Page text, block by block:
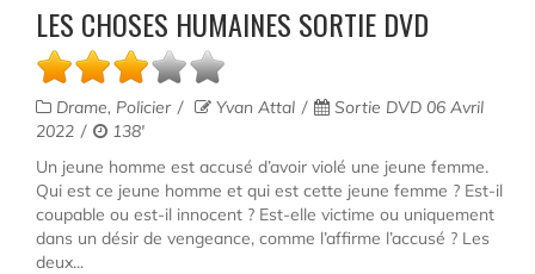
LES CHOSES HUMAINES SORTIE DVD
Drame, Policier Yvan Attal
Sortie DVD 06 Avril
2022
138'
Un jeune homme est accusé d’avoir violé une jeune femme.
Qui est ce jeune homme et qui est cette jeune femme ? Est-il
coupable ou est-il innocent ? Est-elle victime ou uniquement
dans un désir de vengeance, comme l’affirme l’accusé ? Les
deux...